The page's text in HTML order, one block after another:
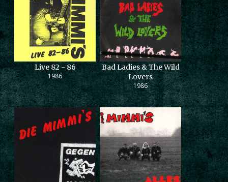
Live 82 - 86
1986
Bad Ladies & The Wild
Lovers
1986